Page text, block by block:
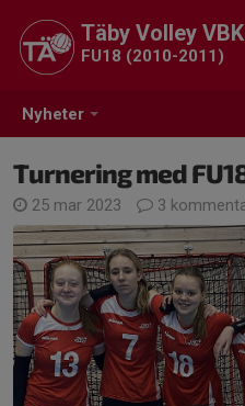
Nyheter
Täby Volley VBK
FU18 (2010-2011)
Turnering med
25 mar 2023 3